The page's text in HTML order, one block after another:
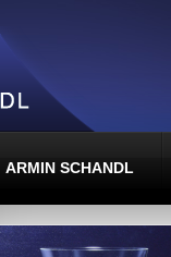
ARMIN SCHANDL